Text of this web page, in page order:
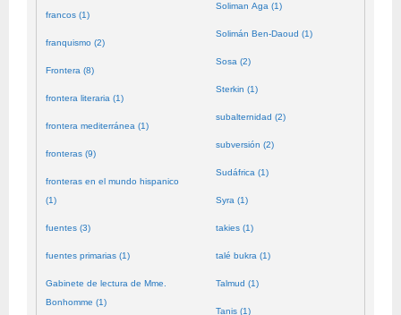
francos (1)
franquismo (2)
Frontera (8)
frontera literaria (1)
frontera mediterránea (1)
fronteras (9)
fronteras en el mundo hispanico
(1)
fuentes (3)
fuentes primarias (1)
Gabinete de lectura de Mme.
Bonhomme (1)
Soliman Aga (1)
Solimán Ben-Daoud (1)
Sosa (2)
Sterkin (1)
subalternidad (2)
subversión (2)
Sudáfrica (1)
Syra (1)
takies (1)
talé bukra (1)
Talmud (1)
Tanis (1)